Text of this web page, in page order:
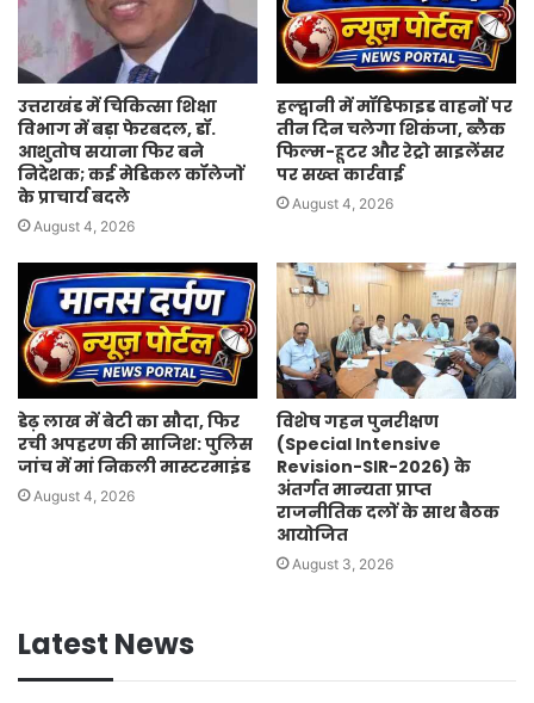
उत्तराखंड में चिकित्सा शिक्षा
विभाग में बड़ा फेरबदल, डॉ.
आशुतोष सयाना फिर बने
निदेशक; कई मेडिकल कॉलेजों
के प्राचार्य बदले
August 4, 2026
हल्द्वानी में मॉडिफाइड वाहनों पर
तीन दिन चलेगा शिकंजा, ब्लैक
फिल्म-हूटर और रेट्रो साइलेंसर
पर सख्त कार्रवाई
August 4, 2026
डेढ़ लाख में बेटी का सौदा, फिर
रची अपहरण की साजिश: पुलिस
जांच में मां निकली मास्टरमाइंड
August 4, 2026
विशेष गहन पुनरीक्षण
(Special Intensive
Revision-SIR-2026) के
अंतर्गत मान्यता प्राप्त
राजनीतिक दलों के साथ बैठक
आयोजित
August 3, 2026
Latest News